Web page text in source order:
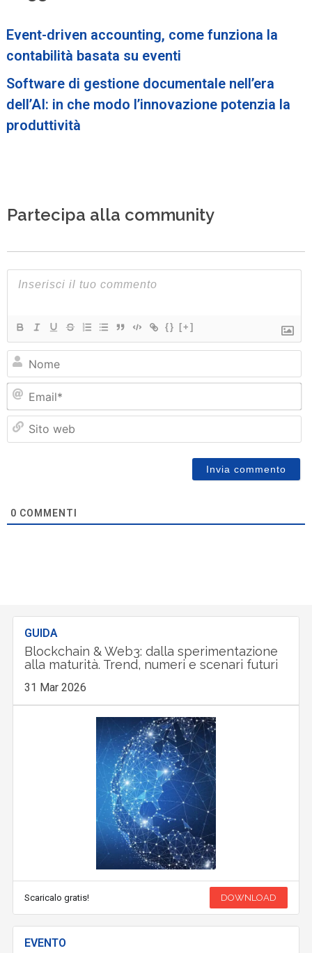
Event-driven accounting, come funziona la
contabilità basata su eventi
Software di gestione documentale nell’era
dell’AI: in che modo l’innovazione potenzia la
produttività
Partecipa alla community
{} [+]
0 COMMENTI
GUIDA
Blockchain & Web3: dalla sperimentazione
alla maturità. Trend, numeri e scenari futuri
31 Mar 2026
Scaricalo gratis! DOWNLOAD
EVENTO